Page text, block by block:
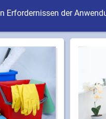
Erfordernissen der